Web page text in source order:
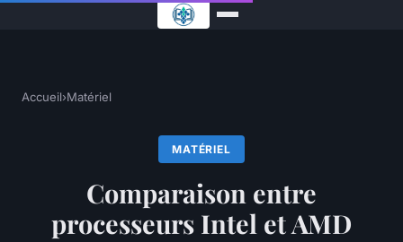
Accueil›Matériel
MATÉRIEL
Comparaison entre
processeurs Intel et AMD